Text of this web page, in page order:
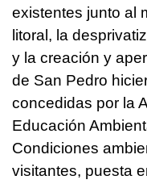
existentes junto al
litoral, la
y la creación y
de San Pedro
concedidas por la
Educación
Condiciones
visitantes, puesta